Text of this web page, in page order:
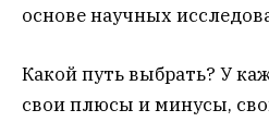
основе научных
Какой путь выбрать? У
свои плюсы и минусы,